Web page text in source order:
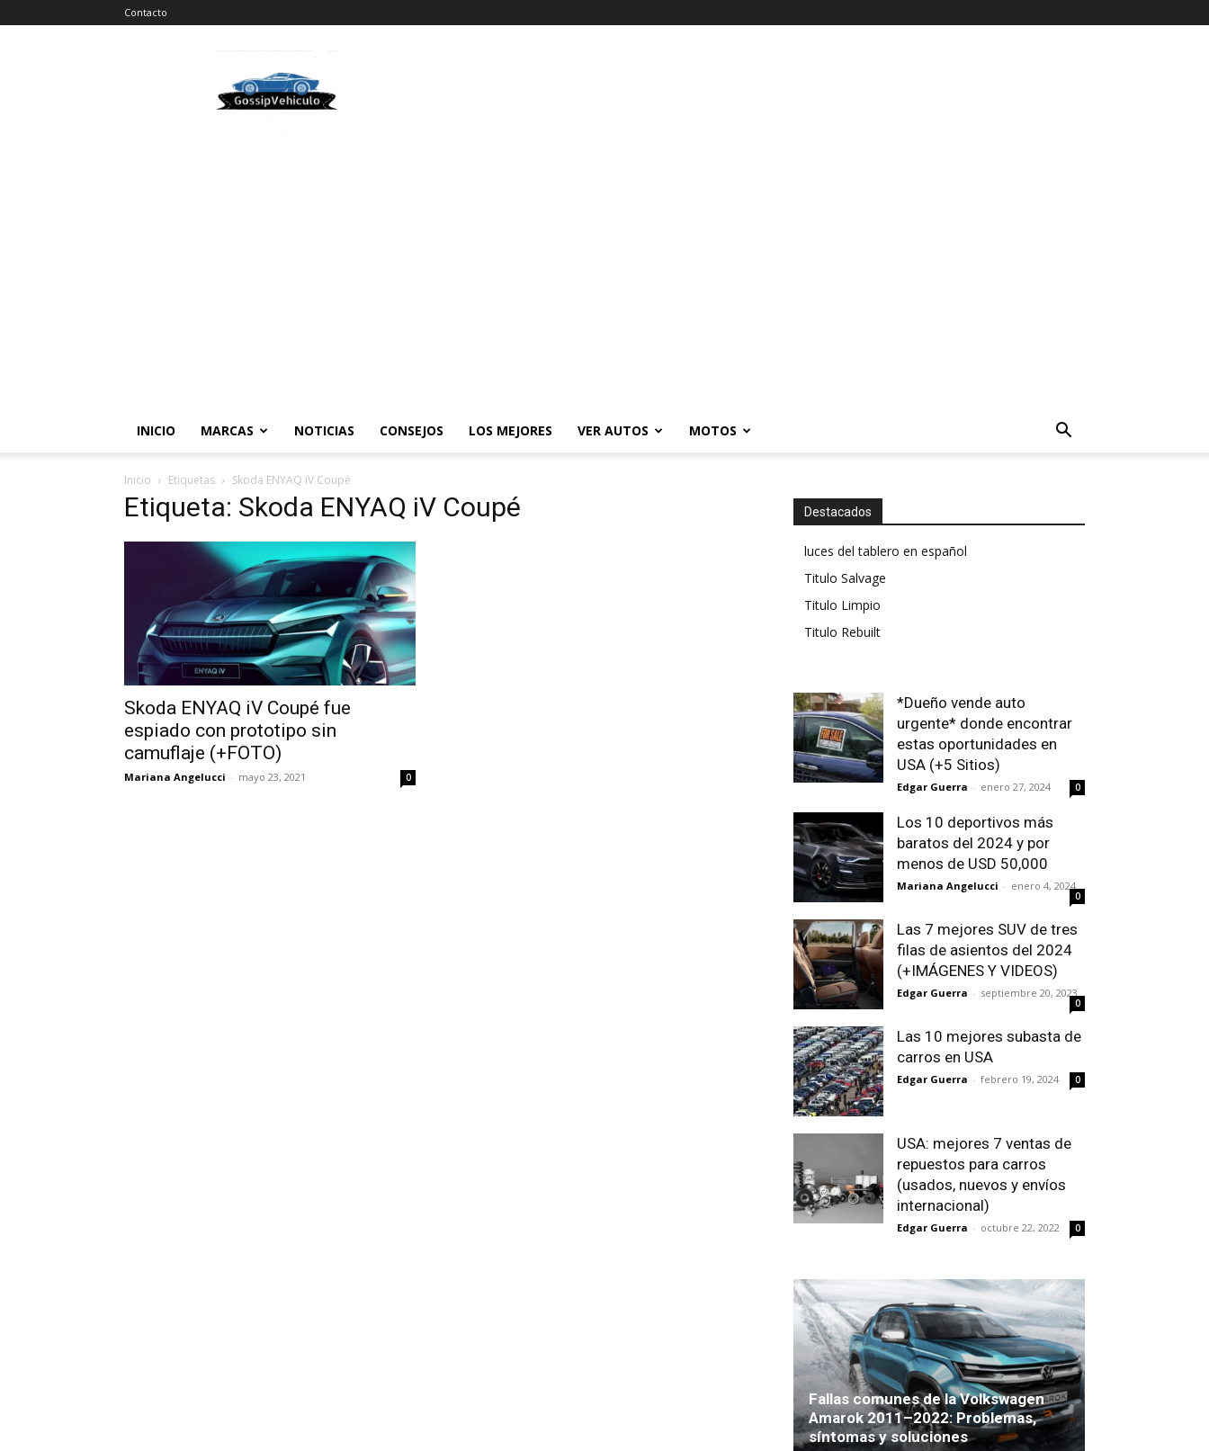
Contacto
Vehiculos
INICIO MARCAS NOTICIAS CONSEJOS LOS MEJORES VER AUTOS MOTOS
Inicio Etiquetas Skoda ENYAQ iV Coupé
Etiqueta: Skoda ENYAQ iV Coupé
Skoda ENYAQ iV Coupé fue
espiado con prototipo sin
camuflaje (+FOTO)
Mariana Angelucci - mayo 23, 2021 0
Destacados
luces del tablero en español
Titulo Salvage
Titulo Limpio
Titulo Rebuilt
*Dueño vende auto
urgente* donde encontrar
estas oportunidades en
USA (+5 Sitios)
Edgar Guerra - enero 27, 2024 0
Los 10 deportivos más
baratos del 2024 y por
menos de USD 50,000
Mariana Angelucci - enero 4, 2024
0
Las 7 mejores SUV de tres
filas de asientos del 2024
(+IMÁGENES Y VIDEOS)
Edgar Guerra - septiembre 20, 2023
0
Las 10 mejores subasta de
carros en USA
Edgar Guerra - febrero 19, 2024 0
USA: mejores 7 ventas de
repuestos para carros
(usados, nuevos y envíos
internacional)
Edgar Guerra - octubre 22, 2022 0
Fallas comunes de la Volkswagen
Amarok 2011–2022: Problemas,
síntomas y soluciones